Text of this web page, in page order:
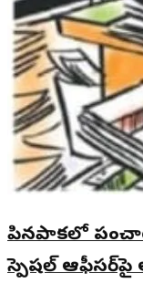
పినపాకలో
స్పెషల్ ఆఫీసర్‌పై